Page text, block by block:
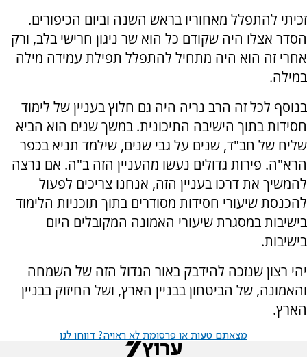
זכיתי להתפלל מאחוריו בראש השנה וביום הכיפורים.
הסדר אצלו היה שקודם כל הוא שר ניגון חרישי בלב, ורק
אחרי זה הוא היה מתחיל להתפלל תפילת עמידה מילה
במילה.
בנוסף לכל זה הרב נריה היה גם חלוץ בעניין של לימוד
חסידות בתוך הישיבה התיכונית. במשך שנים הוא הביא
שליח של חב"ד, שנים על גבי שנים, שילמד תניא בכפר
הרא"ה. פירות גדולים נעשו מהעניין הזה ב"ה. אם נרצה
להמשיך את דרכו בעניין הזה, אנחנו צריכים לפעול
להכנסת שיעורי חסידות מסודרים בתוך תוכניות הלימוד
בישיבות במסגרת שיעורי האמונה המקובלים היום
בישיבות.
יהי רצון שנזכה להידבק באור הגדול הזה של השמחה
והאמונה, של הביטחון בבניין הארץ, ושל החיזוק בבניין
הארץ.
מצאתם טעות או פרסומת לא ראויה? דווחו לנו